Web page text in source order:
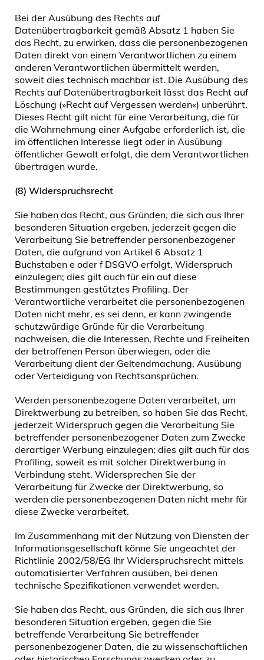
Bei der Ausübung des Rechts auf
Datenübertragbarkeit gemäß Absatz 1 haben Sie
das Recht, zu erwirken, dass die personenbezogenen
Daten direkt von einem Verantwortlichen zu einem
anderen Verantwortlichen übermittelt werden,
soweit dies technisch machbar ist. Die Ausübung des
Rechts auf Datenübertragbarkeit lässt das Recht auf
Löschung (»Recht auf Vergessen werden«) unberührt.
Dieses Recht gilt nicht für eine Verarbeitung, die für
die Wahrnehmung einer Aufgabe erforderlich ist, die
im öffentlichen Interesse liegt oder in Ausübung
öffentlicher Gewalt erfolgt, die dem Verantwortlichen
übertragen wurde.
(8) Widerspruchsrecht
Sie haben das Recht, aus Gründen, die sich aus Ihrer
besonderen Situation ergeben, jederzeit gegen die
Verarbeitung Sie betreffender personenbezogener
Daten, die aufgrund von Artikel 6 Absatz 1
Buchstaben e oder f DSGVO erfolgt, Widerspruch
einzulegen; dies gilt auch für ein auf diese
Bestimmungen gestütztes Profiling. Der
Verantwortliche verarbeitet die personenbezogenen
Daten nicht mehr, es sei denn, er kann zwingende
schutzwürdige Gründe für die Verarbeitung
nachweisen, die die Interessen, Rechte und Freiheiten
der betroffenen Person überwiegen, oder die
Verarbeitung dient der Geltendmachung, Ausübung
oder Verteidigung von Rechtsansprüchen.
Werden personenbezogene Daten verarbeitet, um
Direktwerbung zu betreiben, so haben Sie das Recht,
jederzeit Widerspruch gegen die Verarbeitung Sie
betreffender personenbezogener Daten zum Zwecke
derartiger Werbung einzulegen; dies gilt auch für das
Profiling, soweit es mit solcher Direktwerbung in
Verbindung steht. Widersprechen Sie der
Verarbeitung für Zwecke der Direktwerbung, so
werden die personenbezogenen Daten nicht mehr für
diese Zwecke verarbeitet.
Im Zusammenhang mit der Nutzung von Diensten der
Informationsgesellschaft könne Sie ungeachtet der
Richtlinie 2002/58/EG Ihr Widerspruchsrecht mittels
automatisierter Verfahren ausüben, bei denen
technische Spezifikationen verwendet werden.
Sie haben das Recht, aus Gründen, die sich aus Ihrer
besonderen Situation ergeben, gegen die Sie
betreffende Verarbeitung Sie betreffender
personenbezogener Daten, die zu wissenschaftlichen